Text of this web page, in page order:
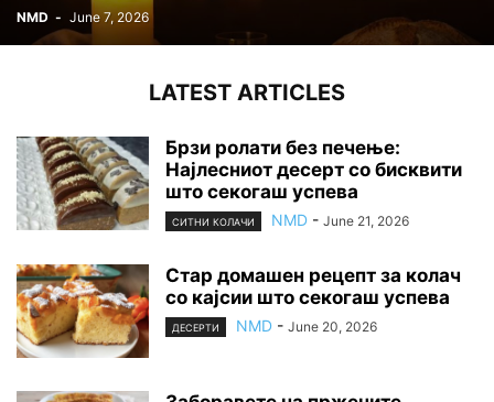
NMD - June 7, 2026
LATEST ARTICLES
Брзи ролати без печење:
Најлесниот десерт со бисквити
што секогаш успева
СИТНИ КОЛАЧИ NMD - June 21, 2026
Стар домашен рецепт за колач
со кајсии што секогаш успева
ДЕСЕРТИ NMD - June 20, 2026